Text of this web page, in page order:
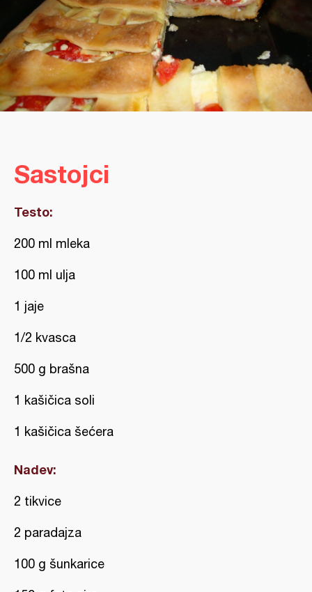
Sastojci
Testo:
200 ml mleka
100 ml ulja
1 jaje
1/2 kvasca
500 g brašna
1 kašičica soli
1 kašičica šećera
Nadev:
2 tikvice
2 paradajza
100 g šunkarice